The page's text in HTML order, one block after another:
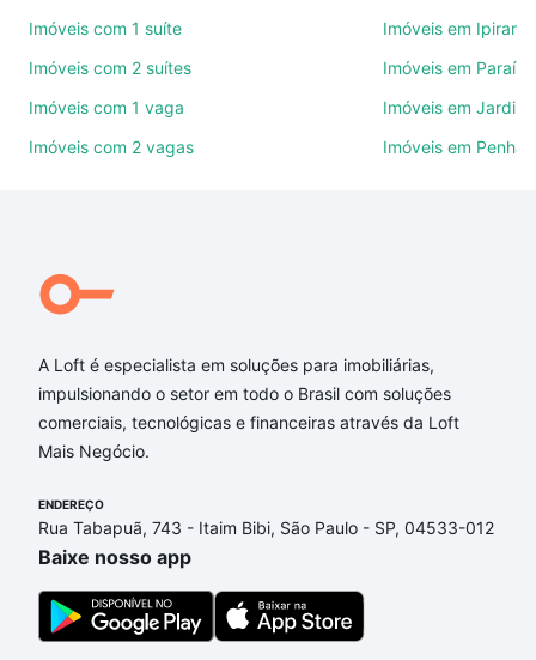
ruas, bairros e até condomínios favoritos. Você
também pode usar os filtros como quantidade de
quartos, suítes, com ou sem vaga de garagem para
comodidades, como piscina, academia, salão de
Qual o preço de Imóveis com 3 suites à venda em
Aarão Reis, Belo Horizonte, MG?
Aqui na Loft temos a oferta ideal para você, com
Imóveis com 3 suites à venda em Aarão Reis, Belo
Horizonte, MG que custam a partir de R$ 0 e com
nossas opções de financiamento imobiliário as
ainda tem alguma dúvida dos custos envolvidos no
processo de compra, veja em nosso portal quanto
custa comprar um apartamento
gente para comprar o imóvel dos seus sonhos com
segurança e conforto. Loft, com você até as
Imóveis com 1 suíte
Imóveis com 2 suítes
Imóveis com 1 vaga
Imóveis com 2 vagas
Imóveis em
Imóveis em Paraíso
Imóveis em Jardim
Imóveis em Penha
A Loft é especialista em soluções para imobiliárias,
impulsionando o setor em todo o Brasil com soluções
comerciais, tecnológicas e financeiras através da Loft
Mais Negócio.
ENDEREÇO
Rua Tabapuã, 743 - Itaim Bibi, São Paulo - SP, 04533-012
Baixe nosso app